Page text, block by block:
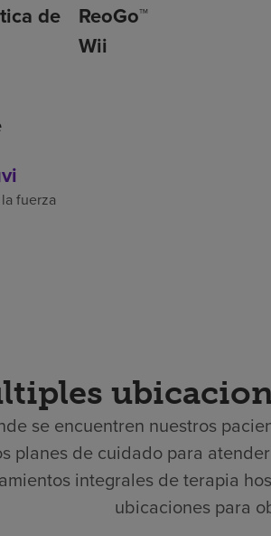
de
fuerza
ReoGo™
Wii
se encuentren nuestros
planes de cuidado para
integrales de terapia
ubicaciones para